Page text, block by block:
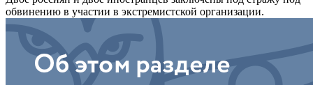
обвинению в участии в экстремистской организации.